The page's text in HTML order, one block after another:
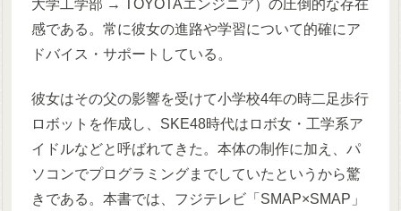
大学工学部 → TOYOTAエンジニア）の圧倒的な存在
感である。常に彼女の進路や学習について的確にア
ドバイス・サポートしている。
彼女はその父の影響を受けて小学校4年の時二足歩行
ロボットを作成し、SKE48時代はロボ女・工学系ア
イドルなどと呼ばれてきた。本体の制作に加え、パ
ソコンでプログラミングまでしていたというから驚
きである。本書では、フジテレビ「SMAP×SMAP」